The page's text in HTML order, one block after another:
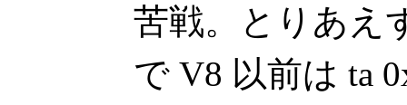
苦戦。とりあえ
で V8 以前は ta